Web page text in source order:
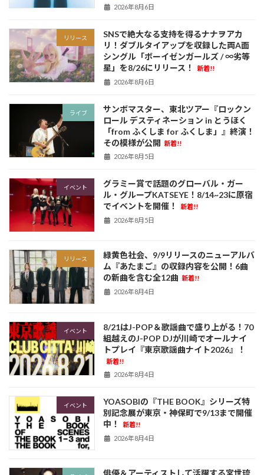
2026年8月6日
リリース
SNSで絶大なる支持を得るナナヲアカ
リ！ダブルタイアップを収録した両A面
シングル「ボーイゼンガールズ / ∞劣等
星」を8/26にリリース！
新着!!
2026年8月6日
ライブ
サンボマスター、東北ツアー『ロックン
ロール デスティネーション in とうほく
「from ふくしま for ふくしま」』終演！
その模様が公開 新着!!
2026年8月5日
イベント
グラミー賞で話題のグローバル・ガー
ル・グループKATSEYE！8/14~23に原宿
でイベントを開催！
新着!!
2026年8月5日
リリース
緑黄色社会、9/9リリースのニューアルバ
ム『あたまご』の収録内容を公開！6曲
の新曲を含む全12曲 新着!!
2026年8月4日
イベント
8/21はJ-POP＆歌謡曲で盛り上がる！70
組越えのJ-POP DJが川崎でオールナイ
トプレイ『東京歌謡曲ナイト2026』！
新着!!
2026年8月4日
イベント
YOASOBIの『THE BOOK』シリーズ特
別記念展が東京・神保町で9/13まで開催
中！
新着!!
2026年8月4日